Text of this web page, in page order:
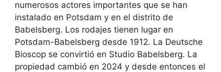
numerosos actores importantes que se han
instalado en Potsdam y en el distrito de
Babelsberg. Los rodajes tienen lugar en
Potsdam-Babelsberg desde 1912. La Deutsche
Bioscop se convirtió en Studio Babelsberg. La
propiedad cambió en 2024 y desde entonces el